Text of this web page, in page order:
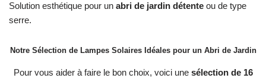
Solution esthétique pour un abri de jardin détente ou de type
serre.
Notre Sélection de Lampes Solaires Idéales pour un Abri de Jardin
Pour vous aider à faire le bon choix, voici une sélection de 16